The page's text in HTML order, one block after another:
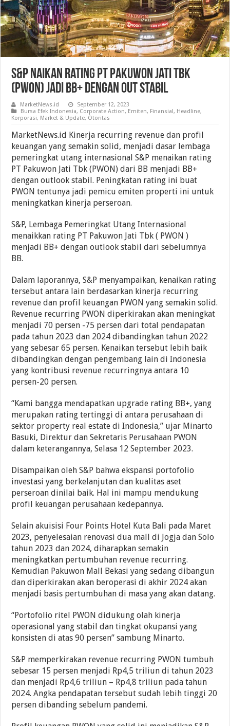
S&P Naikan Rating PT Pakuwon Jati Tbk
(PWON) Jadi BB+ Dengan Out Stabil
MarketNews.id
September 12, 2023
Bursa Efek Indonesia, Corporate Action, Emiten, Finansial, Headline,
Korporasi, Market & Update, Otoritas
MarketNews.id Kinerja recurring revenue dan profil
keuangan yang semakin solid, menjadi dasar lembaga
pemeringkat utang internasional S&P menaikan rating
PT Pakuwon Jati Tbk (PWON) dari BB menjadi BB+
dengan outlook stabil. Peningkatan rating ini buat
PWON tentunya jadi pemicu emiten properti ini untuk
meningkatkan kinerja perseroan.
S&P, Lembaga Pemeringkat Utang Internasional
menaikkan rating PT Pakuwon Jati Tbk ( PWON )
menjadi BB+ dengan outlook stabil dari sebelumnya
BB.
Dalam laporannya, S&P menyampaikan, kenaikan rating
tersebut antara lain berdasarkan kinerja recurring
revenue dan profil keuangan PWON yang semakin solid.
Revenue recurring PWON diperkirakan akan meningkat
menjadi 70 persen -75 persen dari total pendapatan
pada tahun 2023 dan 2024 dibandingkan tahun 2022
yang sebesar 65 persen. Kenaikan tersebut lebih baik
dibandingkan dengan pengembang lain di Indonesia
yang kontribusi revenue recurringnya antara 10
persen-20 persen.
“Kami bangga mendapatkan upgrade rating BB+, yang
merupakan rating tertinggi di antara perusahaan di
sektor property real estate di Indonesia,” ujar Minarto
Basuki, Direktur dan Sekretaris Perusahaan PWON
dalam keterangannya, Selasa 12 September 2023.
Disampaikan oleh S&P bahwa ekspansi portofolio
investasi yang berkelanjutan dan kualitas aset
perseroan dinilai baik. Hal ini mampu mendukung
profil keuangan perusahaan kedepannya.
Selain akuisisi Four Points Hotel Kuta Bali pada Maret
2023, penyelesaian renovasi dua mall di Jogja dan Solo
tahun 2023 dan 2024, diharapkan semakin
meningkatkan pertumbuhan revenue recurring.
Kemudian Pakuwon Mall Bekasi yang sedang dibangun
dan diperkirakan akan beroperasi di akhir 2024 akan
menjadi basis pertumbuhan di masa yang akan datang.
“Portofolio ritel PWON didukung olah kinerja
operasional yang stabil dan tingkat okupansi yang
konsisten di atas 90 persen” sambung Minarto.
S&P memperkirakan revenue recurring PWON tumbuh
sebesar 15 persen menjadi Rp4,5 triliun di tahun 2023
dan menjadi Rp4,6 triliun – Rp4,8 triliun pada tahun
2024. Angka pendapatan tersebut sudah lebih tinggi 20
persen dibanding sebelum pandemi.